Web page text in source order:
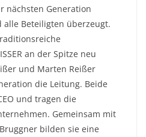
nächsten Generation
Beteiligten überzeugt.
an der Spitze neu
und Marten Reißer
die Leitung. Beide
und tragen die
Gemeinsam mit
bilden sie eine